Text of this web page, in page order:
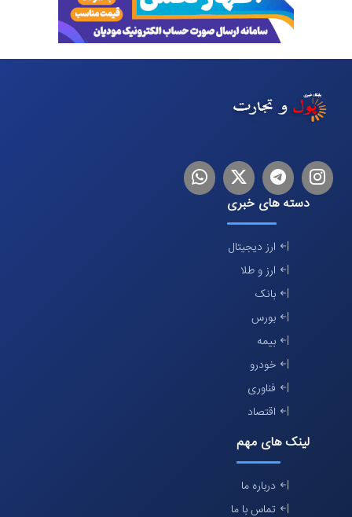
اینستاگرام
تلگرام توییترلینکدین
دسته های خبری
ارز دیجیتال
ارز و طلا
بانک
بورس
بیمه
خودرو
فناوری
اقتصاد
لینک های مهم
درباره ما
تماس با ما